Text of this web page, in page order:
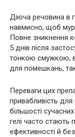
Діюча речовина в
навмисно, щоб
Повне зникнення
5 днів після
тонкою смужкою,
для помешкань,
Переваги цих
привабливість для
більшості
гелі часто
ефективності й